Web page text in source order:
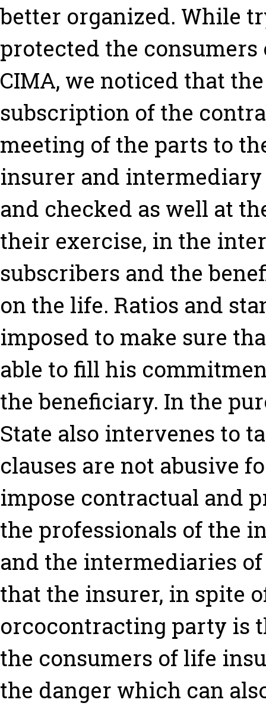
better organized. While
protected the
CIMA, we noticed that
subscription of the
meeting of the parts to
insurer and
and checked as well at
their exercise, in the
subscribers and the
on the life. Ratios and
imposed to make sure
able to fill his
the beneficiary. In the
State also intervenes to
clauses are not abusive
impose contractual and
the professionals of the
and the intermediaries
that the insurer, in spite
orcocontracting party is
the consumers of life
the danger which can